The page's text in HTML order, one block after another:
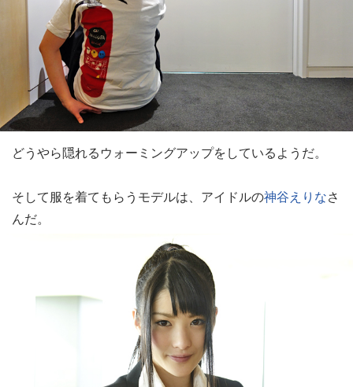
どうやら隠れるウォーミングアップをしているようだ。
そして服を着てもらうモデルは、アイドルの神谷えりなさ
んだ。